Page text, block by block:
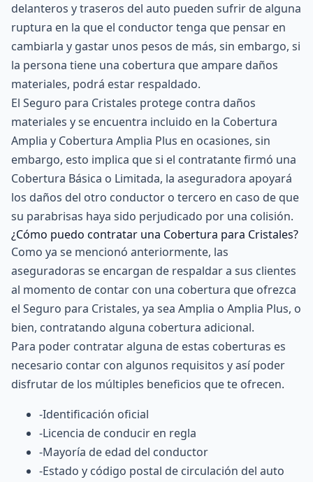
delanteros y traseros del auto pueden sufrir de alguna
ruptura en la que el conductor tenga que pensar en
cambiarla y gastar unos pesos de más, sin embargo, si
la persona tiene una cobertura que ampare daños
materiales, podrá estar respaldado.
El Seguro para Cristales protege contra daños
materiales y se encuentra incluido en la Cobertura
Amplia y Cobertura Amplia Plus en ocasiones, sin
embargo, esto implica que si el contratante firmó una
Cobertura Básica o Limitada, la aseguradora apoyará
los daños del otro conductor o tercero en caso de que
su parabrisas haya sido perjudicado por una colisión.
¿Cómo puedo contratar una Cobertura para Cristales?
Como ya se mencionó anteriormente, las
aseguradoras se encargan de respaldar a sus clientes
al momento de contar con una cobertura que ofrezca
el Seguro para Cristales, ya sea Amplia o Amplia Plus, o
bien, contratando alguna cobertura adicional.
Para poder contratar alguna de estas coberturas es
necesario contar con algunos requisitos y así poder
disfrutar de los múltiples beneficios que te ofrecen.
-Identificación oficial
-Licencia de conducir en regla
-Mayoría de edad del conductor
-Estado y código postal de circulación del auto